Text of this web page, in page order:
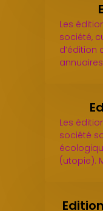
Les
société,
d’édition
Les
société
(utopie).